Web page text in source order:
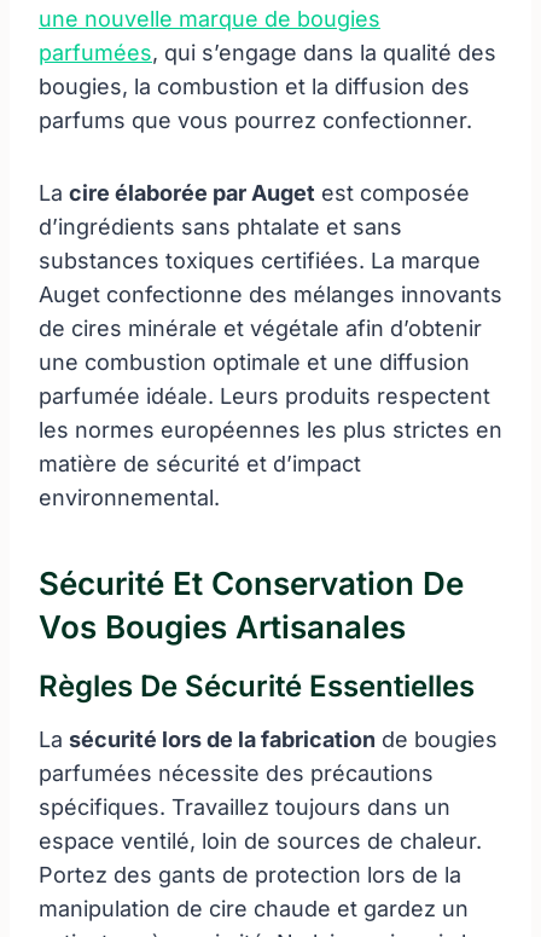
une nouvelle marque de bougies
parfumées, qui s’engage dans la qualité des
bougies, la combustion et la diffusion des
parfums que vous pourrez confectionner.
La cire élaborée par Auget est composée
d’ingrédients sans phtalate et sans
substances toxiques certifiées. La marque
Auget confectionne des mélanges innovants
de cires minérale et végétale afin d’obtenir
une combustion optimale et une diffusion
parfumée idéale. Leurs produits respectent
les normes européennes les plus strictes en
matière de sécurité et d’impact
environnemental.
Sécurité Et Conservation De
Vos Bougies Artisanales
Règles De Sécurité Essentielles
La sécurité lors de la fabrication de bougies
parfumées nécessite des précautions
spécifiques. Travaillez toujours dans un
espace ventilé, loin de sources de chaleur.
Portez des gants de protection lors de la
manipulation de cire chaude et gardez un